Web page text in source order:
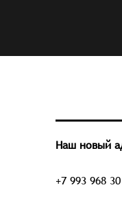
Наш новый
+7 993 968